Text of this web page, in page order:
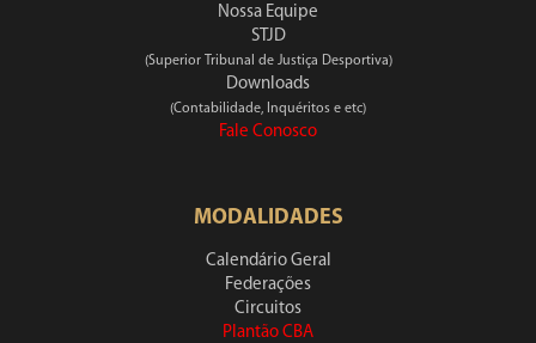
Nossa Equipe
STJD
(Superior Tribunal de Justiça Desportiva)
Downloads
(Contabilidade, Inquéritos e etc)
Fale Conosco
MODALIDADES
Calendário Geral
Federações
Circuitos
Plantão CBA